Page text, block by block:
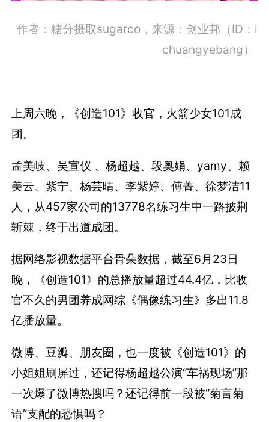
作者：糖分摄取sugarco，来源： 创业邦 （ID：i
chuangyebang）
上周六晚，《创造101》收官，火箭少女101成
团。
孟美岐、吴宣仪 、杨超越、段奥娟、yamy、赖
美云、紫宁、杨芸晴、李紫婷、傅菁、徐梦洁11
人，从457家公司的13778名练习生中一路披荆
斩棘，终于出道成团。
据网络影视数据平台骨朵数据，截至6月23日
晚，《创造101》的总播放量超过44.4亿，比收
官不久的男团养成网综《偶像练习生》多出11.8
亿播放量。
微博、豆瓣、朋友圈，也一度被《创造101》的
小姐姐刷屏过，还记得杨超越公演“车祸现场”那
一次爆了微博热搜吗？还记得前一段被“菊言菊
语”支配的恐惧吗？